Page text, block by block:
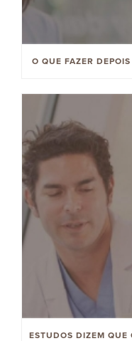
O QUE FAZER